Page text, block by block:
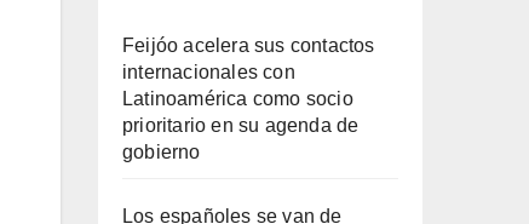
Feijóo acelera sus contactos
internacionales con
Latinoamérica como socio
prioritario en su agenda de
gobierno
Los españoles se van de